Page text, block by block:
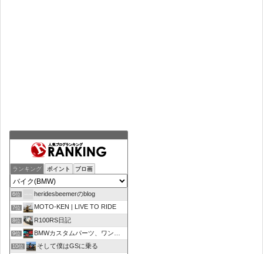
ランキング ポイント ブロ画
6位 heridesbeemerのblog
7位 MOTO-KEN | LIVE TO RIDE
8位 R100RS日記
9位 BMWカスタムパーツ、ワンオフマフラーのR-sty
10位 そして僕はGSに乗る